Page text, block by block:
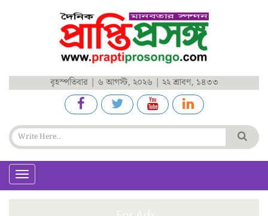
বৃহস্পতিবার | ৬ আগস্ট, ২০২৬ | ২২ শ্রাবণ, ১৪৩৩
Toggle
navigation